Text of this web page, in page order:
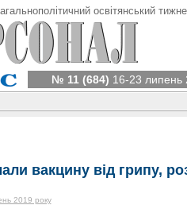
освітянський
№ 11 (684) 16-23 липень
вакцину від грипу,
2019 року